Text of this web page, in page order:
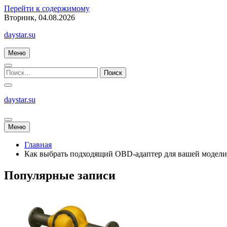
Перейти к содержимому
Вторник, 04.08.2026
daystar.su
Меню
daystar.su
Меню
Главная
Как выбрать подходящий OBD-адаптер для вашей
Популярные записи